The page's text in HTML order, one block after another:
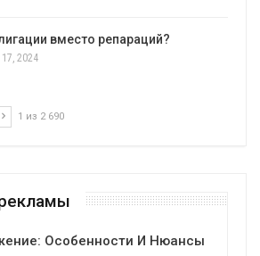
вместо репараций?
2024
1 из 2 690
Особенности И Нюансы